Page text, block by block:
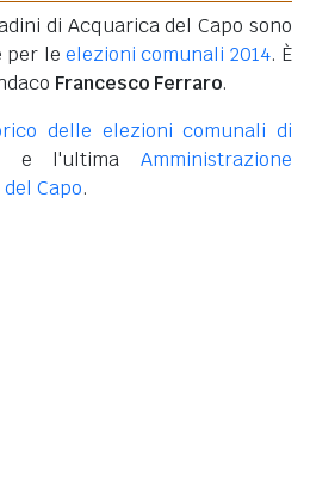
di Acquarica del Capo sono
per le elezioni comunali 2014. È
Francesco Ferraro.
delle elezioni comunali di
e l'ultimaAmministrazione
Capo.